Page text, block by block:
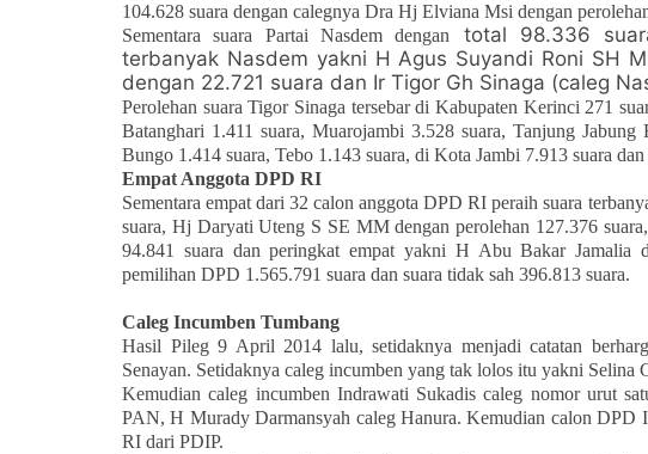
104.628 suara dengan calegnya Dra Hj Elviana Msi dengan
Sementara suara Partai Nasdem dengan
total 98.336
terbanyak Nasdem yakni H Agus Suyandi Roni SH
dengan 22.721 suara dan Ir Tigor Gh Sinaga (caleg
Perolehan suara Tigor Sinaga tersebar di Kabupaten Kerinci 271
Batanghari 1.411 suara, Muarojambi 3.528 suara, Tanjung
Bungo 1.414 suara, Tebo 1.143 suara, di Kota Jambi 7.913 suara
Empat Anggota DPD RI
Sementara empat dari 32 calon anggota DPD RI peraih suara
suara, Hj Daryati Uteng S SE MM dengan perolehan 127.376
94.841 suara dan peringkat empat yakni H Abu Bakar Jamalia
pemilihan DPD 1.565.791 suara dan suara tidak sah 396.813 suara.
Caleg Incumben Tumbang
Hasil Pileg 9 April 2014 lalu, setidaknya menjadi catatan
Senayan. Setidaknya caleg incumben yang tak lolos itu yakni Selina
Kemudian caleg incumben Indrawati Sukadis caleg nomor urut
PAN, H Murady Darmansyah caleg Hanura. Kemudian calon DPD
RI dari PDIP.